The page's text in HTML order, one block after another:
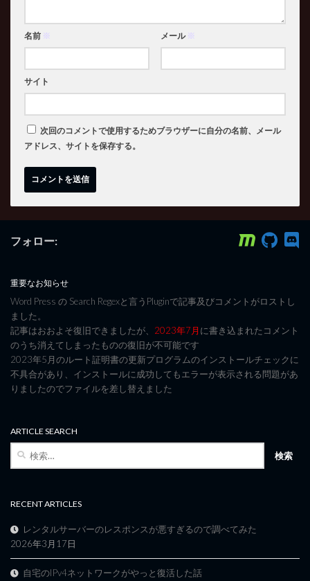
名前 ※ メール ※
サイト
次回のコメントで使用するためブラウザーに自分の名前、メール
アドレス、サイトを保存する。
フォロー:
重要なお知らせ
Word Press の Search Regexと言うPluginで記事及びコメントがロストし
ました。
記事はおおよそ復旧できましたが、 2023年7月に書き込まれたコメント
のうち消えてしまったものの復旧が不可能です
2023年5月のルート証明書の更新プログラムのインストールチェックに
不具合があり、インストールに成功してもエラーが表示される問題があ
りましたのでファイルを差し替えました
ARTICLE SEARCH
検
RECENT ARTICLES
レンタルサーバーのレスポンスが悪すぎるので調べてみた
2026年3月17日
自宅のIPv4ネットワークがやっと復活した話